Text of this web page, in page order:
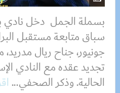
بسملة الجمل دخل نادي
سباق متابعة مستقبل
جونيور، جناح ريال
تجديد عقده مع النادي
الحالية. وذكر الصحفي...